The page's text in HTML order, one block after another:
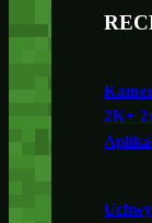
2K+